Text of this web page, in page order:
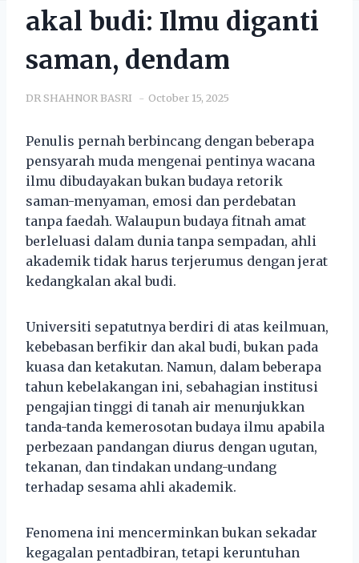
akal budi: Ilmu diganti
saman, dendam
DR SHAHNOR BASRI October 15, 2025
Penulis pernah berbincang dengan beberapa
pensyarah muda mengenai pentinya wacana
ilmu dibudayakan bukan budaya retorik
saman-menyaman, emosi dan perdebatan
tanpa faedah. Walaupun budaya fitnah amat
berleluasi dalam dunia tanpa sempadan, ahli
akademik tidak harus terjerumus dengan jerat
kedangkalan akal budi.
Universiti sepatutnya berdiri di atas keilmuan,
kebebasan berfikir dan akal budi, bukan pada
kuasa dan ketakutan. Namun, dalam beberapa
tahun kebelakangan ini, sebahagian institusi
pengajian tinggi di tanah air menunjukkan
tanda-tanda kemerosotan budaya ilmu apabila
perbezaan pandangan diurus dengan ugutan,
tekanan, dan tindakan undang-undang
terhadap sesama ahli akademik.
Fenomena ini mencerminkan bukan sekadar
kegagalan pentadbiran, tetapi keruntuhan